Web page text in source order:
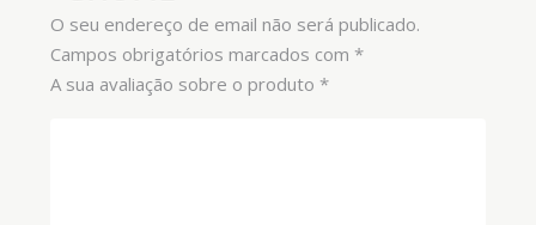
O seu endereço de email não será publicado.
Campos obrigatórios marcados com *
A sua avaliação sobre o produto *